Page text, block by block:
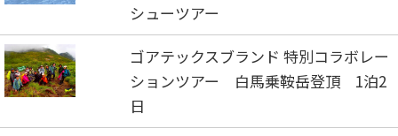
シューツアー
ゴアテックスブランド 特別コラボレー
ションツアー 白馬乗鞍岳登頂 1泊2
日